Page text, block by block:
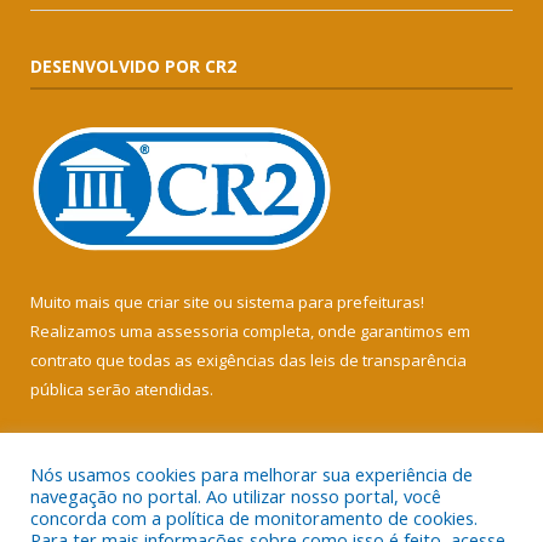
DESENVOLVIDO POR CR2
Muito mais que criar site ou sistema para prefeituras!
Realizamos uma assessoria completa, onde garantimos em
contrato que todas as exigências das leis de transparência
pública serão atendidas.
Nós usamos cookies para melhorar sua experiência de
navegação no portal. Ao utilizar nosso portal, você
concorda com a política de monitoramento de cookies.